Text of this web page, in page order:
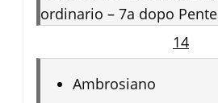
ordinario – 7a dopo
14
Ambrosiano